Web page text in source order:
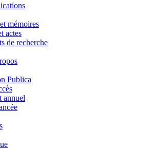
mémoires
actes
de recherche
Publica
annuel